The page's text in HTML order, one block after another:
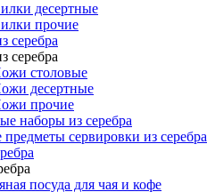
десертные
прочие
серебра
серебра
столовые
десертные
прочие
наборы из серебра
сервировки из серебра
посуда для чая и кофе